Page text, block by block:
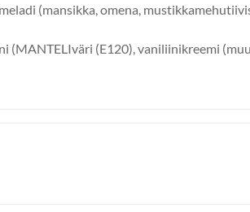
(mansikka, omena,
(MANTELIväri (E120), vaniliinikreemi